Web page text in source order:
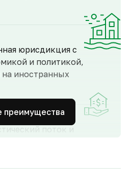
юрисдикция с
и политикой,
иностранных
поток и
как от
преимущества